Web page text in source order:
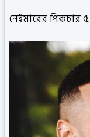
নেইমারের পিকচার ৫